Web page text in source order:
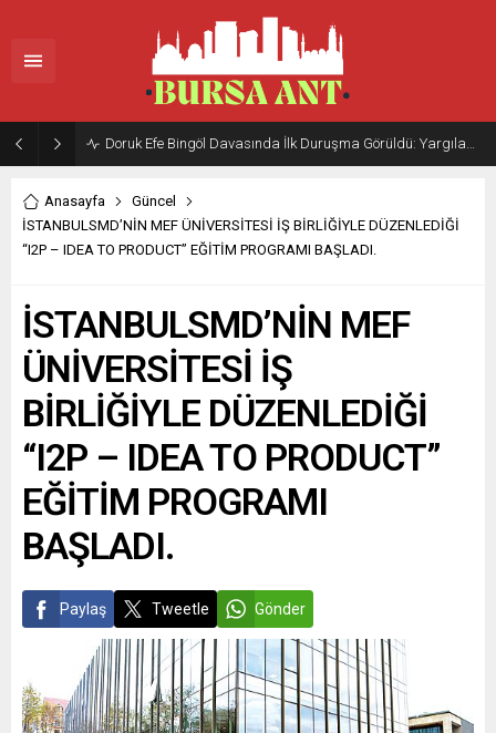
Doruk Efe Bingöl Davasında İlk Duruşma Görüldü: Yargılama 20 Ekim 2026’ya Ertelendi
Anasayfa
Güncel
İSTANBULSMD’NİN MEF ÜNİVERSİTESİ İŞ BİRLİĞİYLE DÜZENLEDİĞİ
“I2P – IDEA TO PRODUCT” EĞİTİM PROGRAMI BAŞLADI.
İSTANBULSMD’NİN MEF
ÜNİVERSİTESİ İŞ
BİRLİĞİYLE DÜZENLEDİĞİ
“I2P – IDEA TO PRODUCT”
EĞİTİM PROGRAMI
BAŞLADI.
Paylaş Tweetle Gönder